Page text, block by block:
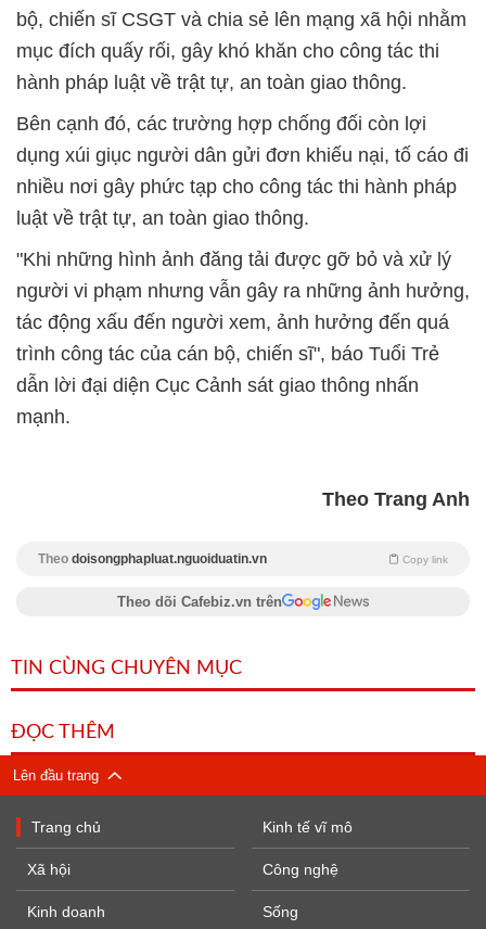
bộ, chiến sĩ CSGT và chia sẻ lên mạng xã hội nhằm
mục đích quấy rối, gây khó khăn cho công tác thi
hành pháp luật về trật tự, an toàn giao thông.
Bên cạnh đó, các trường hợp chống đối còn lợi
dụng xúi giục người dân gửi đơn khiếu nại, tố cáo đi
nhiều nơi gây phức tạp cho công tác thi hành pháp
luật về trật tự, an toàn giao thông.
"Khi những hình ảnh đăng tải được gỡ bỏ và xử lý
người vi phạm nhưng vẫn gây ra những ảnh hưởng,
tác động xấu đến người xem, ảnh hưởng đến quá
trình công tác của cán bộ, chiến sĩ", báo Tuổi Trẻ
dẫn lời đại diện Cục Cảnh sát giao thông nhấn
mạnh.
Theo Trang Anh
Theo doisongphapluat.nguoiduatin.vn Copy link
Theo dõi Cafebiz.vn trên
TIN CÙNG CHUYÊN MỤC
ĐỌC THÊM
Lên đầu trang
Trang chủ
Xã hội
Kinh doanh
Kinh tế vĩ mô
Công nghệ
Sống